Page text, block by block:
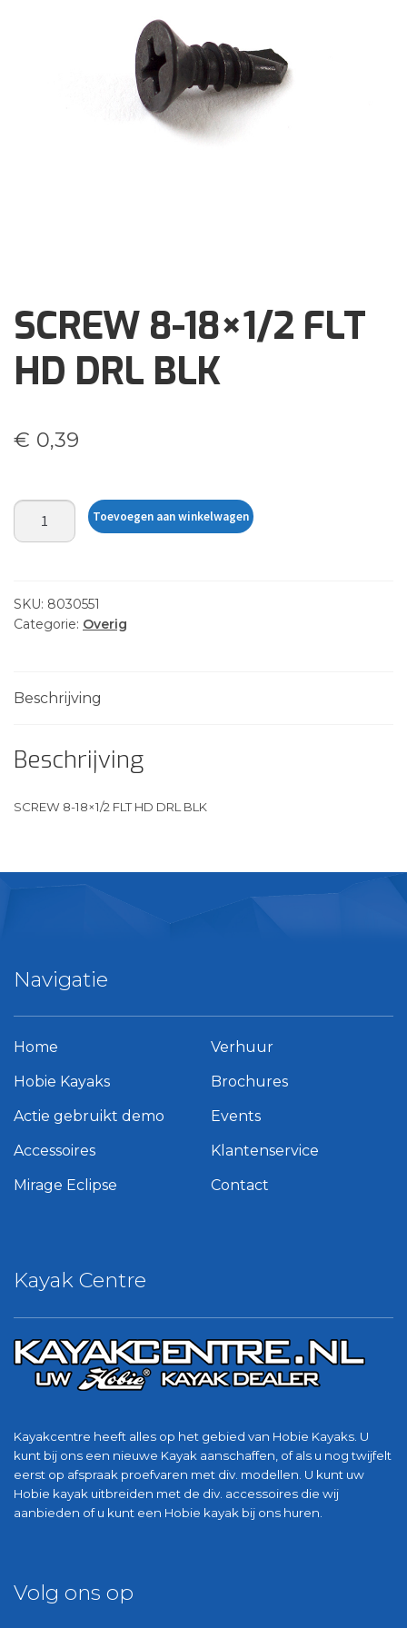
SCREW 8-18×1/2 FLT
HD DRL BLK
€ 0,39
SCREW
8-
HD
DRL
Toevoegen aan winkelwagen
SKU: 8030551
Categorie: Overig
Beschrijving
Beschrijving
SCREW 8-18×1/2 FLT HD DRL BLK
Kayak Centre
Kayakcentre heeft alles op het gebied van Hobie Kayaks. U
kunt bij ons een nieuwe Kayak aanschaffen, of als u nog twijfelt
eerst op afspraak proefvaren met div. modellen. U kunt uw
Hobie kayak uitbreiden met de div. accessoires die wij
aanbieden of u kunt een Hobie kayak bij ons huren.
Navigatie
Home
Hobie Kayaks
Actie gebruikt demo
Accessoires
Mirage Eclipse
Verhuur
Brochures
Events
Klantenservice
Contact
Volg ons op